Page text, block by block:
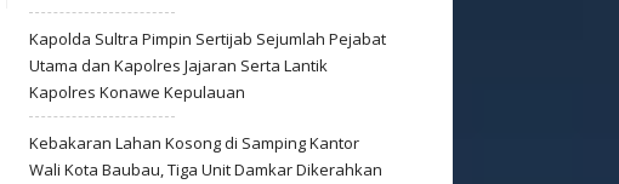
Kapolda Sultra Pimpin Sertijab Sejumlah Pejabat
Utama dan Kapolres Jajaran Serta Lantik
Kapolres Konawe Kepulauan
Kebakaran Lahan Kosong di Samping Kantor
Wali Kota Baubau, Tiga Unit Damkar Dikerahkan